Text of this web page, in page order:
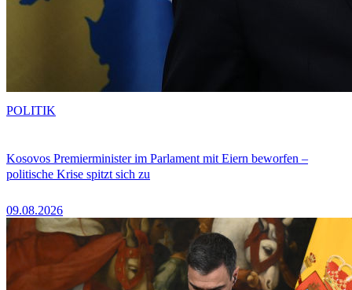
Kosovos Premierminister im Parlament mit Eiern beworfen –
politische Krise spitzt sich zu
09.08.2026
POLITIK